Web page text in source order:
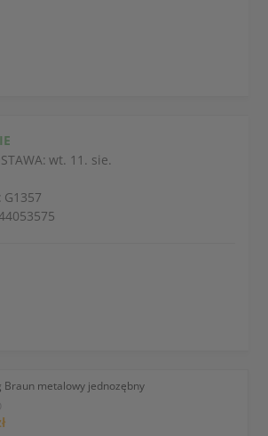
wt. 11. sie.
G1357
Braun metalowy jednozębny